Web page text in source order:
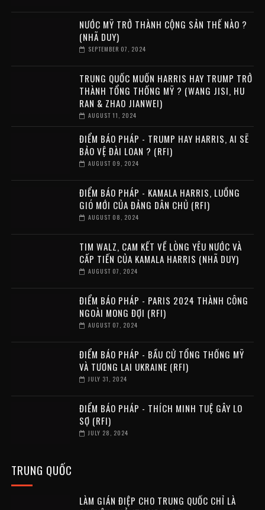
NƯỚC MỸ TRỞ THÀNH CỘNG SẢN THẾ NÀO ?
(NHÃ DUY)
SEPTEMBER 07, 2024
TRUNG QUỐC MUỐN HARRIS HAY TRUMP TRỞ
THÀNH TỔNG THỐNG MỸ ? (WANG JISI, HU
RAN & ZHAO JIANWEI)
AUGUST 11, 2024
ĐIỂM BÁO PHÁP - TRUMP HAY HARRIS, AI SẼ
BẢO VỆ ĐÀI LOAN ? (RFI)
AUGUST 09, 2024
ĐIỂM BÁO PHÁP - KAMALA HARRIS, LUỒNG
GIÓ MỚI CỦA ĐẢNG DÂN CHỦ (RFI)
AUGUST 08, 2024
TIM WALZ, CAM KẾT VỀ LÒNG YÊU NƯỚC VÀ
CẤP TIẾN CỦA KAMALA HARRIS (NHÃ DUY)
AUGUST 07, 2024
ĐIỂM BÁO PHÁP - PARIS 2024 THÀNH CÔNG
NGOÀI MONG ĐỢI (RFI)
AUGUST 07, 2024
ĐIỂM BÁO PHÁP - BẦU CỬ TỔNG THỐNG MỸ
VÀ TƯƠNG LAI UKRAINE (RFI)
JULY 31, 2024
ĐIỂM BÁO PHÁP - THÍCH MINH TUỆ GÂY LO
SỢ (RFI)
JULY 28, 2024
TRUNG QUỐC
LÀM GIÁN ĐIỆP CHO TRUNG QUỐC CHỈ LÀ